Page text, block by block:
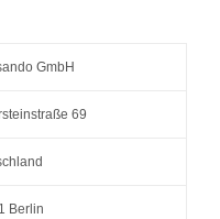
GmbH
69
Berlin